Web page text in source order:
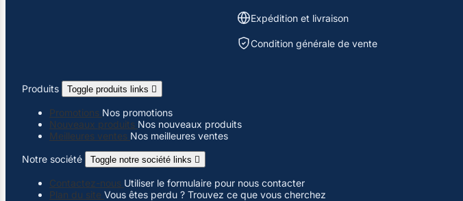
Expédition et livraison
Condition générale de vente
Produits Toggle produits links 
Promotions Nos promotions
Nouveaux produits Nos nouveaux produits
Meilleures ventes Nos meilleures ventes
Notre société
Toggle notre société links 
Contactez-nous Utiliser le formulaire pour nous contacter
Plan du site Vous êtes perdu ? Trouvez ce que vous cherchez